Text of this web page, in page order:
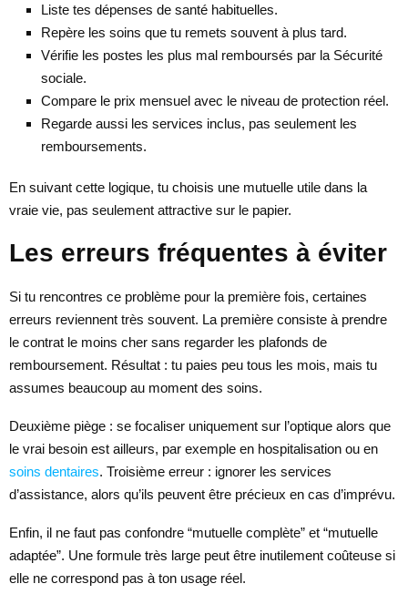
Liste tes dépenses de santé habituelles.
Repère les soins que tu remets souvent à plus tard.
Vérifie les postes les plus mal remboursés par la Sécurité
sociale.
Compare le prix mensuel avec le niveau de protection réel.
Regarde aussi les services inclus, pas seulement les
remboursements.
En suivant cette logique, tu choisis une mutuelle utile dans la
vraie vie, pas seulement attractive sur le papier.
Les erreurs fréquentes à éviter
Si tu rencontres ce problème pour la première fois, certaines
erreurs reviennent très souvent. La première consiste à prendre
le contrat le moins cher sans regarder les plafonds de
remboursement. Résultat : tu paies peu tous les mois, mais tu
assumes beaucoup au moment des soins.
Deuxième piège : se focaliser uniquement sur l’optique alors que
le vrai besoin est ailleurs, par exemple en hospitalisation ou en
soins dentaires. Troisième erreur : ignorer les services
d’assistance, alors qu’ils peuvent être précieux en cas d’imprévu.
Enfin, il ne faut pas confondre “mutuelle complète” et “mutuelle
adaptée”. Une formule très large peut être inutilement coûteuse si
elle ne correspond pas à ton usage réel.